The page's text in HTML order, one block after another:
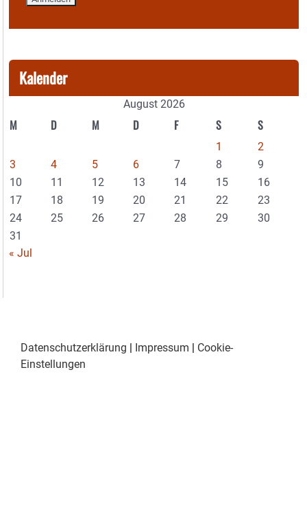
Kalender
August 2026
M D M D F S S
1
2
3
4 5 6 7 8
9
10
11 12 13 14 15
16
17
18 19 20 21 22
23
24
25 26 27 28 29
30
31
« Jul
Datenschutzerklärung Impressum
Cookie-
Einstellungen